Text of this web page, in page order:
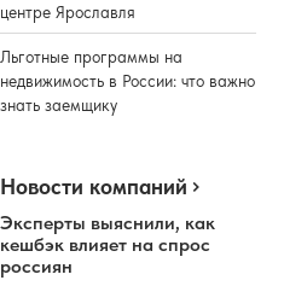
центре Ярославля
Льготные программы на
недвижимость в России: что важно
знать заемщику
Новости компаний
Эксперты выяснили, как
кешбэк влияет на спрос
россиян